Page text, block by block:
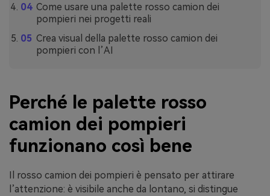
Come usare una palette rosso camion dei
pompieri nei progetti reali
Crea visual della palette rosso camion dei
pompieri con l’AI
Perché le palette rosso
camion dei pompieri
funzionano così bene
Il rosso camion dei pompieri è pensato per attirare
l’attenzione: è visibile anche da lontano, si distingue